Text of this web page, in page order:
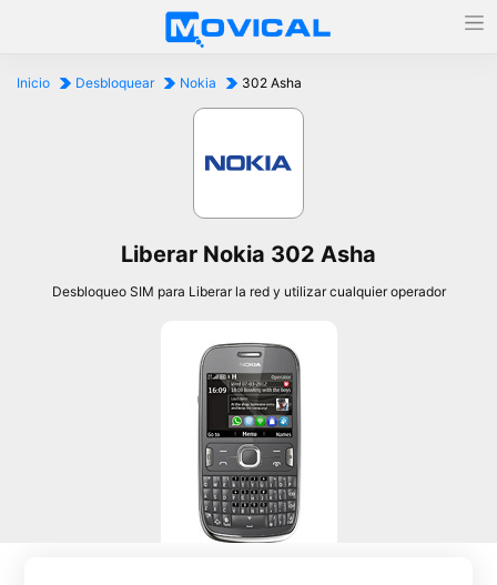
Inicio Desbloquear Nokia 302 Asha
Liberar Nokia 302 Asha
Desbloqueo SIM para Liberar la red y utilizar cualquier operador